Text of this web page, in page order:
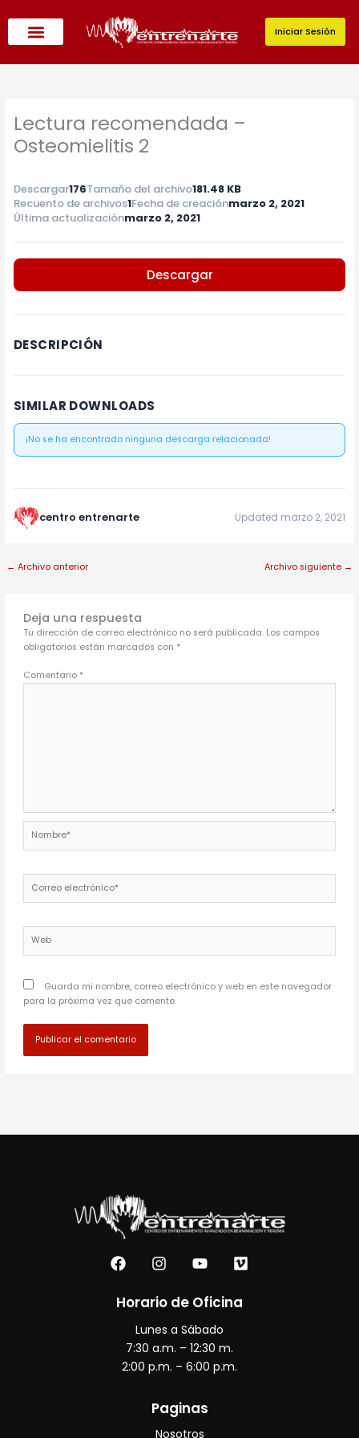
contenido
Iniciar Sesión
Lectura recomendada –
Osteomielitis 2
Descargar176Tamaño del archivo181.48 KB
Recuento de archivos1Fecha de creaciónmarzo 2, 2021
Última actualizaciónmarzo 2, 2021
Descargar
DESCRIPCIÓN
SIMILAR DOWNLOADS
¡No se ha encontrado ninguna descarga relacionada!
centro entrenarte Updated marzo 2, 2021
← Archivo anterior Archivo siguiente →
Deja una respuesta
Tu dirección de correo electrónico no será publicada. Los campos
obligatorios están marcados con *
Comentario *
electrónico*
Guarda mi nombre, correo electrónico y web en este navegador
para la próxima vez que comente.
F
a
e
o
k
I
n
t
g
r
a
Y
o
t
b
e
V
i
e
Horario de Oficina
Lunes a Sábado
7:30 a.m. – 12:30 m.
2:00 p.m. – 6:00 p.m.
Paginas
Nosotros